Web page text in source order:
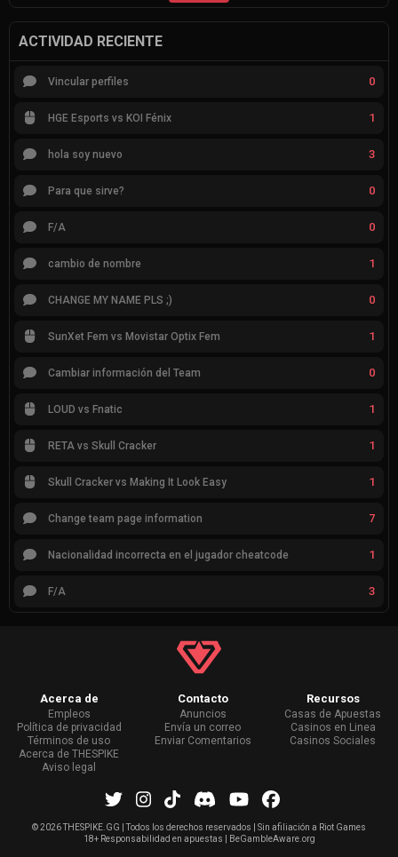
ACTIVIDAD RECIENTE
Vincular perfiles 0
HGE Esports vs KOI Fénix 1
hola soy nuevo 3
Para que sirve? 0
F/A 0
cambio de nombre 1
CHANGE MY NAME PLS ;) 0
SunXet Fem vs Movistar Optix Fem 1
Cambiar información del Team 0
LOUD vs Fnatic 1
RETA vs Skull Cracker 1
Skull Cracker vs Making It Look Easy 1
Change team page information 7
Nacionalidad incorrecta en el jugador cheatcode 1
F/A 3
Acerca de
Empleos
Política de privacidad
Términos de uso
Acerca de THESPIKE
Aviso legal
Contacto
Anuncios
Envía un correo
Enviar Comentarios
Recursos
Casas de Apuestas
Casinos en Linea
Casinos Sociales
©2026 THESPIKE.GG | Todos los derechos reservados | Sin afiliación a Riot Games
18+ Responsabilidad en apuestas | BeGambleAware.org